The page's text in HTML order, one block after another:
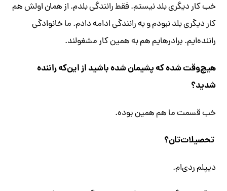
خب کار دیگری بلد نیستم. فقط رانندگی بلدم. از همان اولش هم
کار دیگری بلد نبودم و به رانندگی ادامه دادم. ما خانوادگی
راننده‌ایم. برادرهایم هم به همین کار مشغولند.
هیچ‌وقت شده که پشیمان شده باشید از این‌که راننده
شدید؟
خب قسمت ما هم همین بوده.
تحصیلات‌تان؟
دیپلم ردی‌ام.